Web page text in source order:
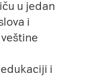
u jedan
i
i